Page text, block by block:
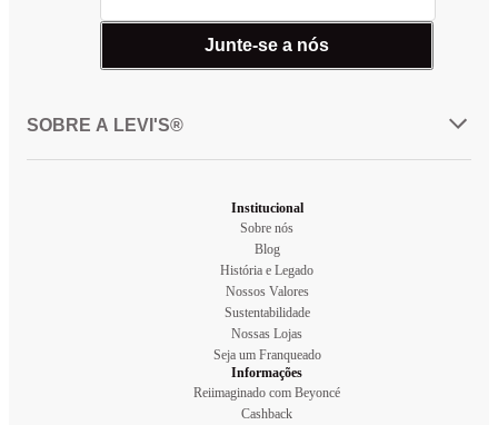
Junte-se a nós
SOBRE A LEVI'S®
Institucional
Sobre nós
Blog
História e Legado
Nossos Valores
Sustentabilidade
Nossas Lojas
Seja um Franqueado
Informações
Reiimaginado com Beyoncé
Cashback